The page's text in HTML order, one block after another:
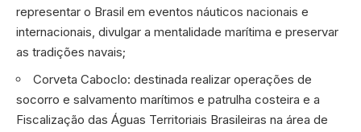
representar o Brasil em eventos náuticos nacionais e
internacionais, divulgar a mentalidade marítima e preservar
as tradições navais;
Corveta Caboclo: destinada realizar operações de
socorro e salvamento marítimos e patrulha costeira e a
Fiscalização das Águas Territoriais Brasileiras na área de